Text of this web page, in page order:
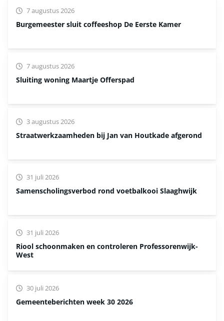
Burgemeester sluit coffeeshop De Eerste Kamer
7 augustus 2026
Sluiting woning Maartje Offerspad
7 augustus 2026
Straatwerkzaamheden bij Jan van Houtkade afgerond
3 augustus 2026
Samenscholingsverbod rond voetbalkooi Slaaghwijk
31 juli 2026
Riool schoonmaken en controleren Professorenwijk-
West
31 juli 2026
Gemeenteberichten week 30 2026
30 juli 2026